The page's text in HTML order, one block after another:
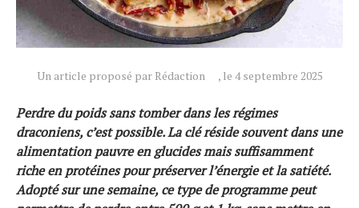
Un article proposé par Rédaction , le 4 septembre 2025
Perdre du poids sans tomber dans les régimes
draconiens, c’est possible. La clé réside souvent dans une
alimentation pauvre en glucides mais suffisamment
riche en protéines pour préserver l’énergie et la satiété.
Adopté sur une semaine, ce type de programme peut